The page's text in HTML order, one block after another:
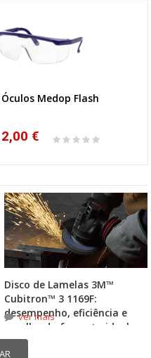
Óculos Medop Flash
2,00 €
Disco de Lamelas 3M™
Cubitron™ 3 1169F:
desempenho, eficiência e
escolha do formato ideal
ver mais